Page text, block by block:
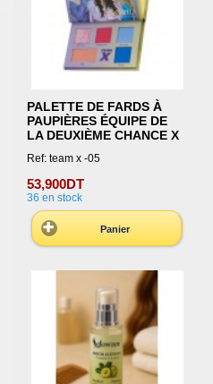
PALETTE DE FARDS À
PAUPIÈRES ÉQUIPE DE
LA DEUXIÈME CHANCE X
Ref: team x -05
53,900DT
36 en stock
Panier